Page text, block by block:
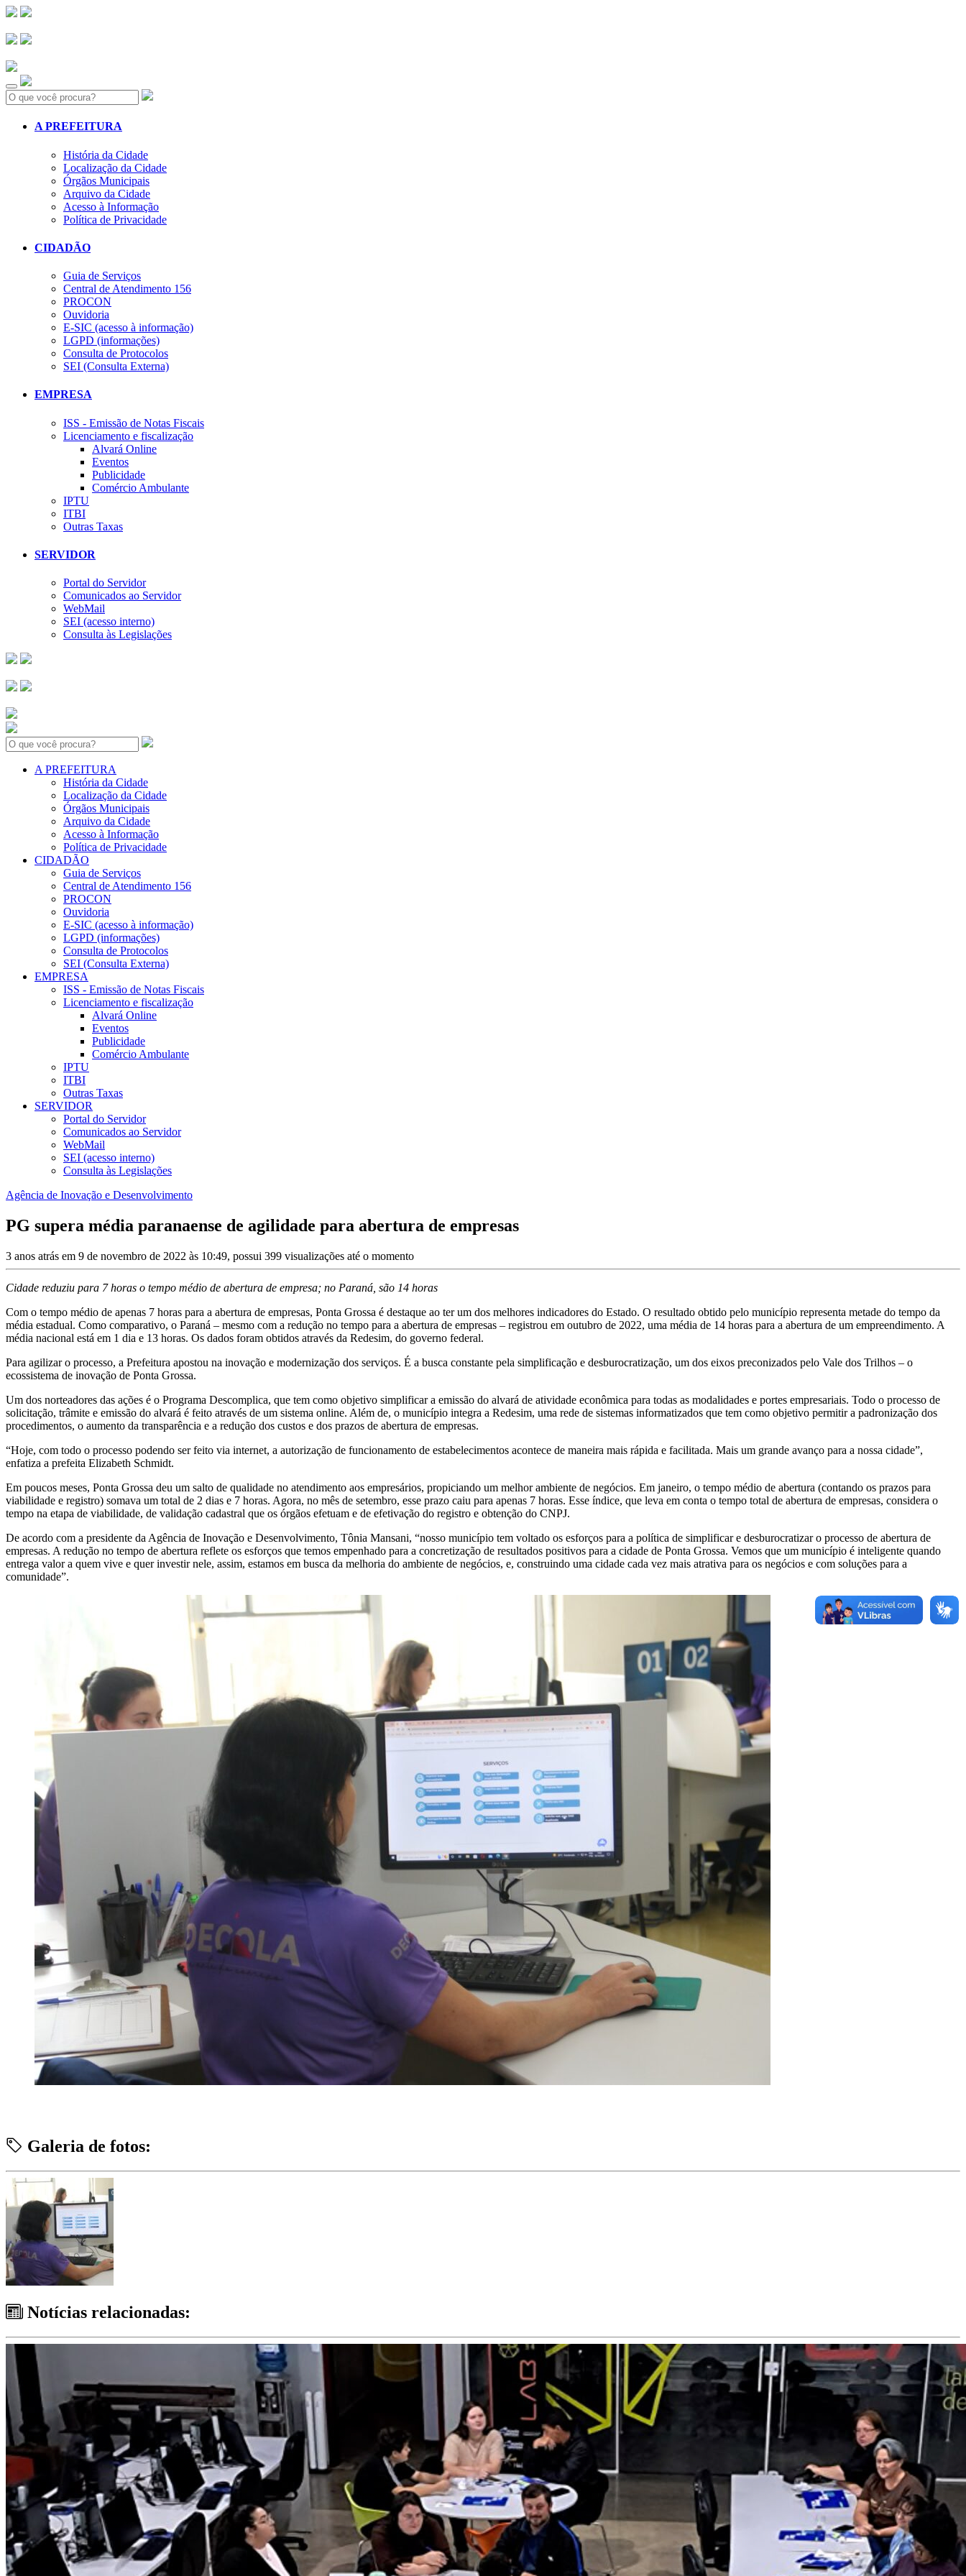
Search:
A PREFEITURA
História da Cidade
Localização da Cidade
Órgãos Municipais
Arquivo da Cidade
Acesso à Informação
Política de Privacidade
CIDADÃO
Guia de Serviços
Central de Atendimento 156
PROCON
Ouvidoria
E-SIC (acesso à informação)
LGPD (informações)
Consulta de Protocolos
SEI (Consulta Externa)
EMPRESA
ISS - Emissão de Notas Fiscais
Licenciamento e fiscalização
Alvará Online
Eventos
Publicidade
Comércio Ambulante
IPTU
ITBI
Outras Taxas
SERVIDOR
Portal do Servidor
Comunicados ao Servidor
WebMail
SEI (acesso interno)
Consulta às Legislações
Search:
A PREFEITURA
História da Cidade
Localização da Cidade
Órgãos Municipais
Arquivo da Cidade
Acesso à Informação
Política de Privacidade
CIDADÃO
Guia de Serviços
Central de Atendimento 156
PROCON
Ouvidoria
E-SIC (acesso à informação)
LGPD (informações)
Consulta de Protocolos
SEI (Consulta Externa)
EMPRESA
ISS - Emissão de Notas Fiscais
Licenciamento e fiscalização
Alvará Online
Eventos
Publicidade
Comércio Ambulante
IPTU
ITBI
Outras Taxas
SERVIDOR
Portal do Servidor
Comunicados ao Servidor
WebMail
SEI (acesso interno)
Consulta às Legislações
Agência de Inovação e Desenvolvimento
PG supera média paranaense de agilidade para abertura de empresas
3 anos atrás em 9 de novembro de 2022 às 10:49, possui 399 visualizações até o momento
Cidade reduziu para 7 horas o tempo médio de abertura de empresa; no Paraná, são 14 horas
Com o tempo médio de apenas 7 horas para a abertura de empresas, Ponta Grossa é destaque ao ter um dos melhores indicadores do Estado. O resultado obtido pelo município representa metade do tempo da
média estadual. Como comparativo, o Paraná – mesmo com a redução no tempo para a abertura de empresas – registrou em outubro de 2022, uma média de 14 horas para a abertura de um empreendimento. A
média nacional está em 1 dia e 13 horas. Os dados foram obtidos através da Redesim, do governo federal.
Para agilizar o processo, a Prefeitura apostou na inovação e modernização dos serviços. É a busca constante pela simplificação e desburocratização, um dos eixos preconizados pelo Vale dos Trilhos – o
ecossistema de inovação de Ponta Grossa.
Um dos norteadores das ações é o Programa Descomplica, que tem como objetivo simplificar a emissão do alvará de atividade econômica para todas as modalidades e portes empresariais. Todo o processo de
solicitação, trâmite e emissão do alvará é feito através de um sistema online. Além de, o município integra a Redesim, uma rede de sistemas informatizados que tem como objetivo permitir a padronização dos
procedimentos, o aumento da transparência e a redução dos custos e dos prazos de abertura de empresas.
“Hoje, com todo o processo podendo ser feito via internet, a autorização de funcionamento de estabelecimentos acontece de maneira mais rápida e facilitada. Mais um grande avanço para a nossa cidade”,
enfatiza a prefeita Elizabeth Schmidt.
Em poucos meses, Ponta Grossa deu um salto de qualidade no atendimento aos empresários, propiciando um melhor ambiente de negócios. Em janeiro, o tempo médio de abertura (contando os prazos para
viabilidade e registro) somava um total de 2 dias e 7 horas. Agora, no mês de setembro, esse prazo caiu para apenas 7 horas. Esse índice, que leva em conta o tempo total de abertura de empresas, considera o
tempo na etapa de viabilidade, de validação cadastral que os órgãos efetuam e de efetivação do registro e obtenção do CNPJ.
De acordo com a presidente da Agência de Inovação e Desenvolvimento, Tônia Mansani, “nosso município tem voltado os esforços para a política de simplificar e desburocratizar o processo de abertura de
empresas. A redução no tempo de abertura reflete os esforços que temos empenhado para a concretização de resultados positivos para a cidade de Ponta Grossa. Vemos que um município é inteligente quando
entrega valor a quem vive e quer investir nele, assim, estamos em busca da melhoria do ambiente de negócios, e, construindo uma cidade cada vez mais atrativa para os negócios e com soluções para a
comunidade”.
Galeria de fotos:
Notícias relacionadas: